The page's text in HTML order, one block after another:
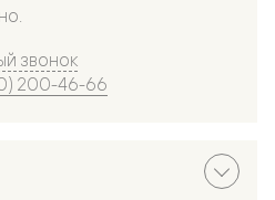
звонок
200-46-66